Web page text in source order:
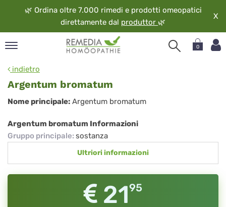
🌿 Ordina oltre 7.000 rimedi e prodotti omeopatici
direttamente dal produttor 🌿
X
0
indietro
Argentum bromatum
Argentum
bromatum
Nome principale: Argentum bromatum
Argentum bromatum Informazioni
Gruppo principale: sostanza
Ultriori informazioni
2195